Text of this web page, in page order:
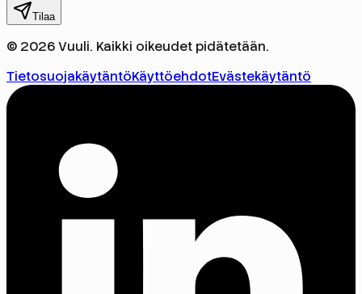
Tilaa
© 2026 Vuuli. Kaikki oikeudet pidätetään.
TietosuojakäytäntöKäyttöehdotEvästekäytäntö